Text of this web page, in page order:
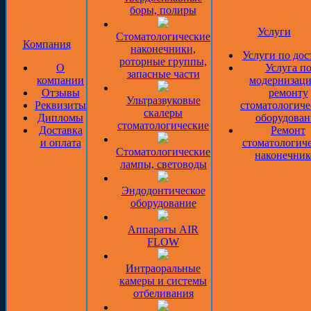
Компания
О
компании
Отзывы
Реквизиты
Дипломы
Доставка
и оплата
боры, полиры
Стоматологические
наконечники,
роторные группы,
запасные части
Ультразвуковые
скалеры
стоматологические
Стоматологические
лампы, световоды
Эндодонтическое
оборудование
Аппараты AIR
FLOW
Интраоральные
камеры и системы
отбеливания
Услуги
Услуги по
Услуга по
ремонту
Ремонт